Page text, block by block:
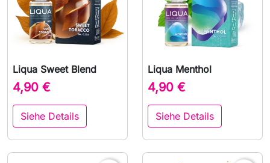
Liqua Sweet Blend
4,90 €
Siehe Details
Liqua Menthol
4,90 €
Siehe Details